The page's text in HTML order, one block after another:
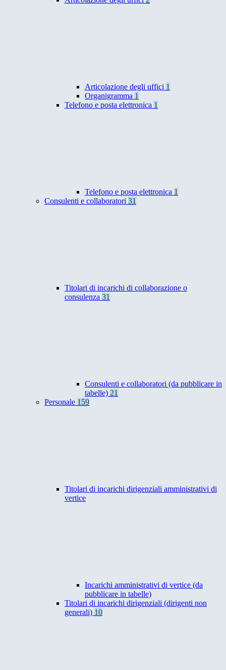
Articolazione degli uffici 1
Organigramma 1
Telefono e posta elettronica 1
Telefono e posta elettronica 1
Consulenti e collaboratori 31
Titolari di incarichi di collaborazione o
consulenza 31
Consulenti e collaboratori (da pubblicare in
tabelle) 21
Personale 159
Titolari di incarichi dirigenziali amministrativi di
vertice
Incarichi amministrativi di vertice (da
pubblicare in tabelle)
Titolari di incarichi dirigenziali (dirigenti non
generali) 10